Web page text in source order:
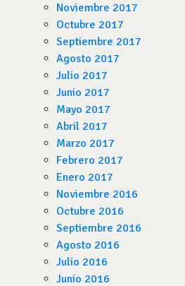
Noviembre 2017
Octubre 2017
Septiembre 2017
Agosto 2017
Julio 2017
Junio 2017
Mayo 2017
Abril 2017
Marzo 2017
Febrero 2017
Enero 2017
Noviembre 2016
Octubre 2016
Septiembre 2016
Agosto 2016
Julio 2016
Junio 2016